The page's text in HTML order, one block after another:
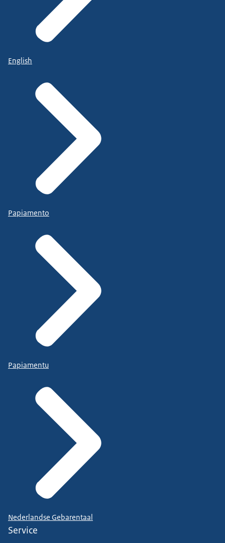
English
Papiamento
Papiamentu
Nederlandse Gebarentaal
Service